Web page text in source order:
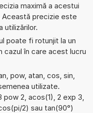
maximă a acestui
precizie este
utilizărilor.
poate fi rotunjit la un
cazul în care acest lucru
pow, atan, cos, sin,
utilizate.
pow 2, acos(1), 2 exp 3,
2) sau tan(90°)